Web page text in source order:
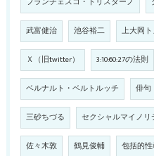
武富健治 池谷裕二 上大岡ト
Ｘ（旧twitter） 3:10:60:27の法則
ベルナルト・ベルトルッチ 俳句
三砂ちづる セクシャルマイノリ
佐々木敦 鶴見俊輔 包括的